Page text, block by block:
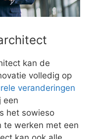
kan de
volledig op
veranderingen
een
het sowieso
te werken met een